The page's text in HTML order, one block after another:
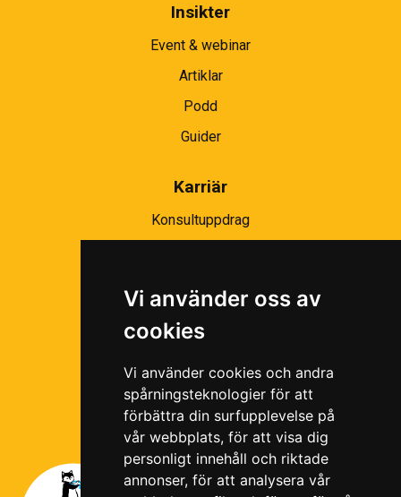
Vi använder oss av
cookies
Vi använder cookies och andra
spårningsteknologier för att
förbättra din surfupplevelse på
vår webbplats, för att visa dig
personligt innehåll och riktade
annonser, för att analysera vår
Insikter
Event & webinar
Artiklar
Podd
Guider
Karriär
Konsultuppdrag
Ramavtal